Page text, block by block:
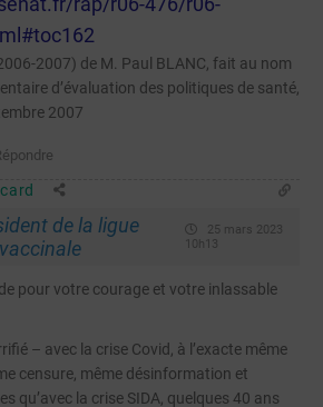
2007) de M. Paul BLANC, fait au nom
d’évaluation des politiques de santé,
2007
de la ligue
25 mars 2023
10h13
pour votre courage et votre inlassable
– avec la crise Covid, à l’exacte même
censure, même désinformation et
qu’avec la crise SIDA, quelques 40 ans